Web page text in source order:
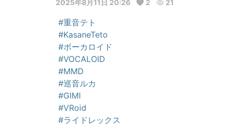
2025年8月11日 20:26 2 21
#重音テト
#KasaneTeto
#ボーカロイド
#VOCALOID
#MMD
#巡音ルカ
#GIMI
#VRoid
#ライドレックス